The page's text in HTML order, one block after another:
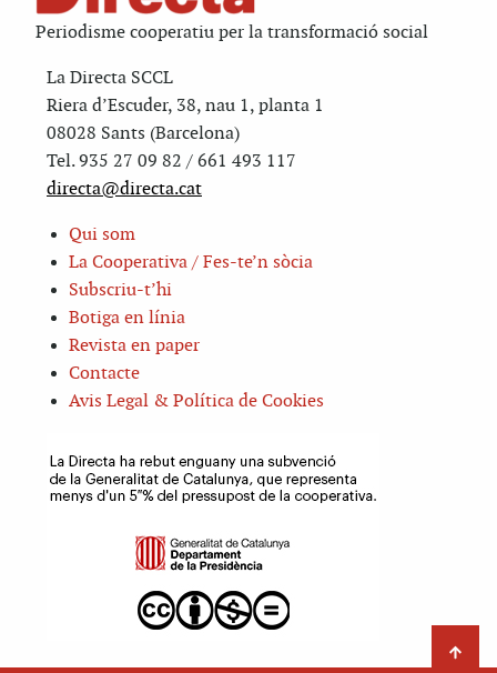
Periodisme cooperatiu per la transformació social
La Directa SCCL
Riera d’Escuder, 38, nau 1, planta 1
08028 Sants (Barcelona)
Tel. 935 27 09 82 / 661 493 117
directa@directa.cat
Qui som
La Cooperativa / Fes-te’n sòcia
Subscriu-t’hi
Botiga en línia
Revista en paper
Contacte
Avis Legal & Política de Cookies